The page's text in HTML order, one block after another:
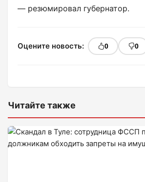
— резюмировал губернатор.
Оцените новость: 0 0
Читайте также